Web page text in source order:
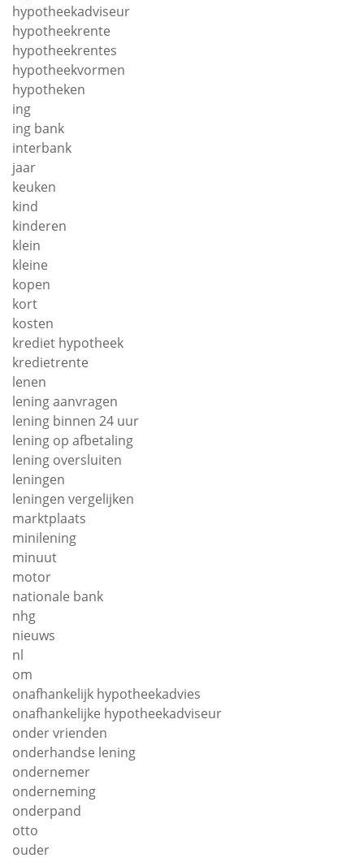
hypotheekadviseur
hypotheekrente
hypotheekrentes
hypotheekvormen
hypotheken
ing
ing bank
interbank
jaar
keuken
kind
kinderen
klein
kleine
kopen
kort
kosten
krediet hypotheek
kredietrente
lenen
lening aanvragen
lening binnen 24 uur
lening op afbetaling
lening oversluiten
leningen
leningen vergelijken
marktplaats
minilening
minuut
motor
nationale bank
nhg
nieuws
nl
om
onafhankelijk hypotheekadvies
onafhankelijke hypotheekadviseur
onder vrienden
onderhandse lening
ondernemer
onderneming
onderpand
otto
ouder